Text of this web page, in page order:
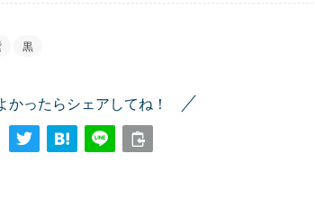
黒
かったらシェアしてね！